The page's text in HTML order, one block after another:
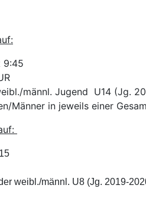
9:45
männl. Jugend U14 (Jg.
Männer in jeweils einer
weibl./männl. U8 (Jg. 2019-